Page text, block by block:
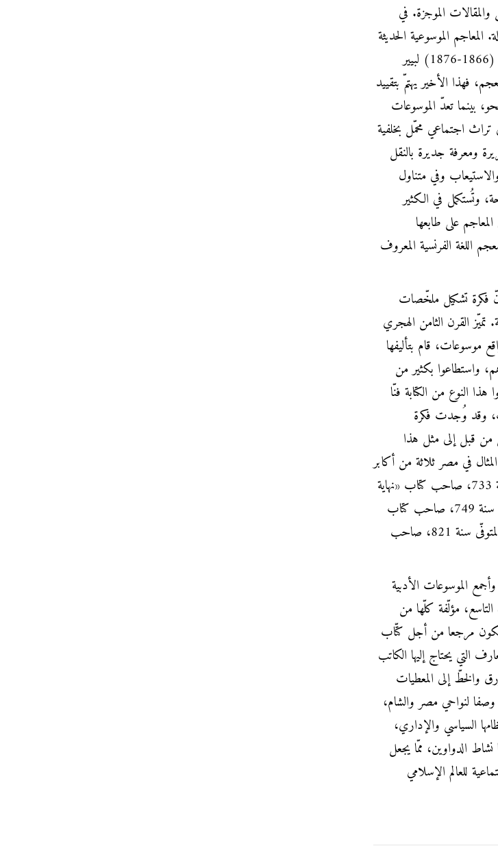
الموجزة. في
الموسوعية الحديثة
والموسوعات مثل «المعجم الكبير العالمي في القرن التاسع عشر» (1866-1876) لبيير
فهذا الأخير يهتمّ بتقييد
بينما تعدّ الموسوعات
تراث اجتماعي محمّل بخلفية
ومعرفة جديرة بالنقل
وفي متناول
وتُستكمل في الكثير
على طابعها
اللغة الفرنسية المعروف
فكرة تشكيل ملخّصات
القرن الثامن الهجري
موسوعات، قام بتأليفها
واستطاعوا بكثير من
النوع من الكتابة فنّا
وقد وُجدت فكرة
من قبل إلى مثل هذا
في مصر ثلاثة من أكابر
العلماء والكتّاب؛ هم: أحمد بن عبد الوهّاب النويري، المتوفّى سنة 733، صاحب كتاب «نهاية
الأرب في فنون الأدب»، وأحمد بن فضل الله العمري، المتوفّى سنة 749، صاحب كتاب
«مسالك الأبصار في ممالك الأمصار»، وأبو العبّاس القلقشندي المتوفّى سنة 821، صاحب
الموسوعات الأدبية
مؤلّفة كلّها من
مرجعا من أجل كتّاب
التي يحتاج إليها الكاتب
والخطّ إلى المعطيات
لنواحي مصر والشام،
السياسي والإداري،
الدواوين، ممّا يجعل
للعالم الإسلامي